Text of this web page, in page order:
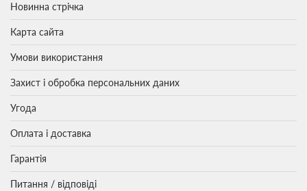
Новинна стрічка
Карта сайта
Умови використання
Захист і обробка персональних даних
Угода
Оплата і доставка
Гарантія
Питання / відповіді